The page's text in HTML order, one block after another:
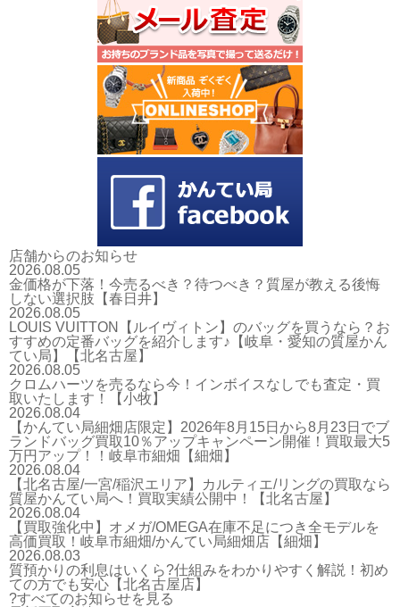
店舗からのお知らせ
2026.08.05
金価格が下落！今売るべき？待つべき？質屋が教える後悔
しない選択肢【春日井】
2026.08.05
LOUIS VUITTON【ルイヴィトン】のバッグを買うなら？お
すすめの定番バッグを紹介します♪【岐阜・愛知の質屋かん
てい局】【北名古屋】
2026.08.05
クロムハーツを売るなら今！インボイスなしでも査定・買
取いたします！【小牧】
2026.08.04
【かんてい局細畑店限定】2026年8月15日から8月23日でブ
ランドバッグ買取10％アップキャンペーン開催！買取最大5
万円アップ！！岐阜市細畑【細畑】
2026.08.04
【北名古屋/一宮/稲沢エリア】カルティエ/リングの買取なら
質屋かんてい局へ！買取実績公開中！【北名古屋】
2026.08.04
【買取強化中】オメガ/OMEGA在庫不足につき全モデルを
高価買取！岐阜市細畑/かんてい局細畑店【細畑】
2026.08.03
質預かりの利息はいくら?仕組みをわかりやすく解説！初め
ての方でも安心【北名古屋店】
?すべてのお知らせを見る